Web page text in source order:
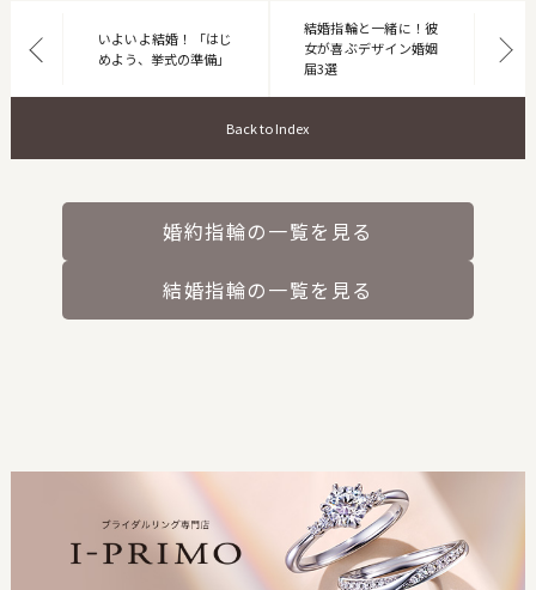
いよいよ結婚！「はじ
めよう、挙式の準備」
結婚指輪と一緒に！彼
女が喜ぶデザイン婚姻
届3選
Back to Index
婚約指輪の一覧を見る
結婚指輪の一覧を見る